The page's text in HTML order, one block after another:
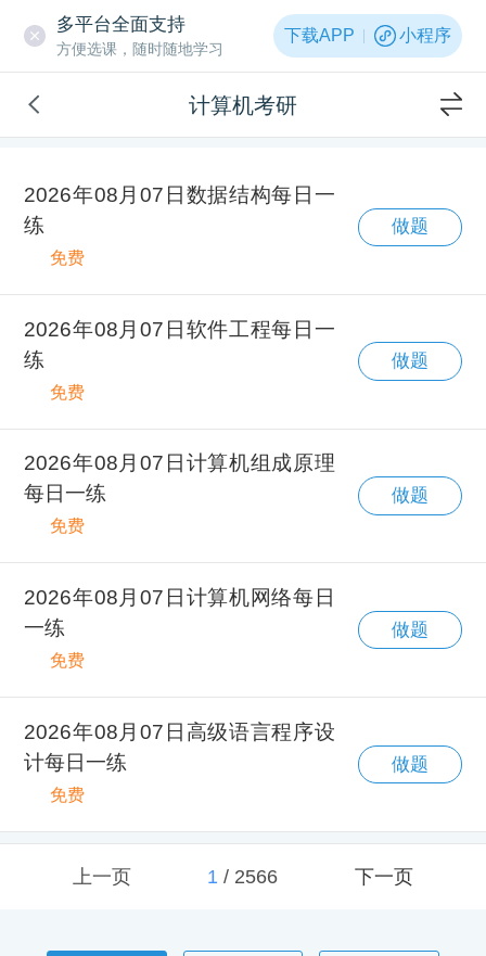
多平台全面支持
方便选课，随时随地学习
下载APP 小程序
计算机考研
2026年08月07日数据结构每日一
练
免费
做题
2026年08月07日软件工程每日一
练
免费
做题
2026年08月07日计算机组成原理
每日一练
免费
做题
2026年08月07日计算机网络每日
一练
免费
做题
2026年08月07日高级语言程序设
计每日一练
免费
做题
上一页 1/ 2566 下一页